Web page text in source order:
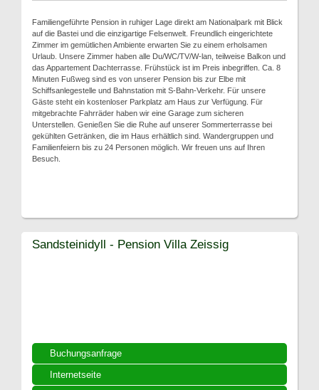
Familiengeführte Pension in ruhiger Lage direkt am Nationalpark mit Blick
auf die Bastei und die einzigartige Felsenwelt. Freundlich eingerichtete
Zimmer im gemütlichen Ambiente erwarten Sie zu einem erholsamen
Urlaub. Unsere Zimmer haben alle Du/WC/TV/W-lan, teilweise Balkon und
das Appartement Dachterrasse. Frühstück ist im Preis inbegriffen. Ca. 8
Minuten Fußweg sind es von unserer Pension bis zur Elbe mit
Schiffsanlegestelle und Bahnstation mit S-Bahn-Verkehr. Für unsere
Gäste steht ein kostenloser Parkplatz am Haus zur Verfügung. Für
mitgebrachte Fahrräder haben wir eine Garage zum sicheren
Unterstellen. Genießen Sie die Ruhe auf unserer Sommerterrasse bei
gekühlten Getränken, die im Haus erhältlich sind. Wandergruppen und
Familienfeiern bis zu 24 Personen möglich. Wir freuen uns auf Ihren
Besuch.
Buchungsanfrage
Internetseite
Sandsteinidyll - Pension Villa Zeissig